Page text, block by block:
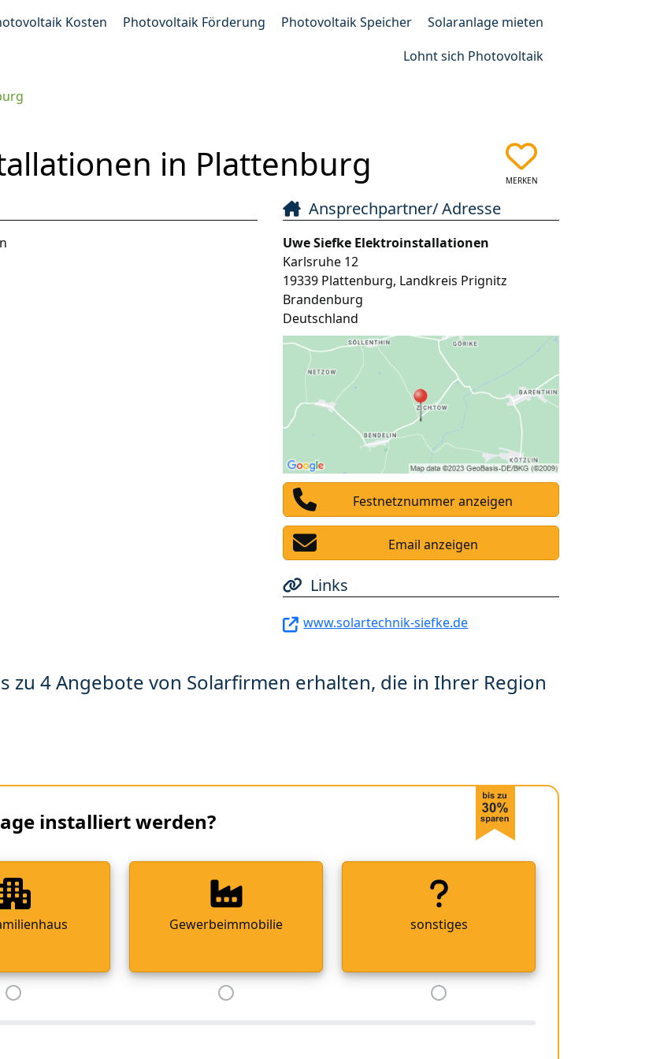
Kosten Photovoltaik Förderung Photovoltaik Speicher
Solaranlage mieten
Lohnt sich Photovoltaik
in Plattenburg MERKEN
Ansprechpartner/ Adresse
Uwe Siefke Elektroinstallationen
Karlsruhe 12
19339 Plattenburg, Landkreis Prignitz
Brandenburg
Deutschland
Festnetznummer anzeigen
Email anzeigen
Links
www.solartechnik-siefke.de
zu 4 Angebote von Solarfirmen erhalten, die in Ihrer Region
installiert werden?
Gewerbeimmobilie sonstiges